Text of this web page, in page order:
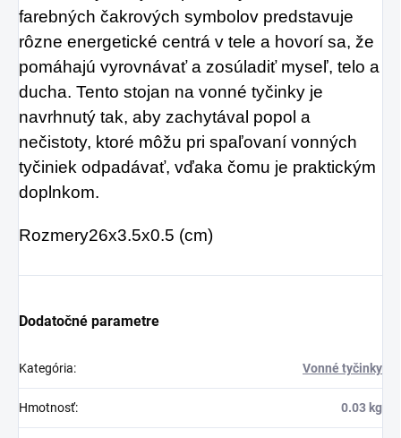
farebných čakrových symbolov predstavuje
rôzne energetické centrá v tele a hovorí sa, že
pomáhajú vyrovnávať a zosúladiť myseľ, telo a
ducha. Tento stojan na vonné tyčinky je
navrhnutý tak, aby zachytával popol a
nečistoty, ktoré môžu pri spaľovaní vonných
tyčiniek odpadávať, vďaka čomu je praktickým
doplnkom.
Rozmery26x3.5x0.5 (cm)
Dodatočné parametre
Kategória: Vonné tyčinky
Hmotnosť: 0.03 kg